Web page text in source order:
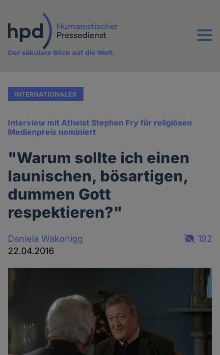
Inhalt
Menu
Der säkulare Blick auf die Welt.
INTERNATIONALES
Interview mit Atheist Stephen Fry für religiösen
Medienpreis nominiert
"Warum sollte ich einen
launischen, bösartigen,
dummen Gott
respektieren?"
Daniela Wakonigg
22.04.2016
192